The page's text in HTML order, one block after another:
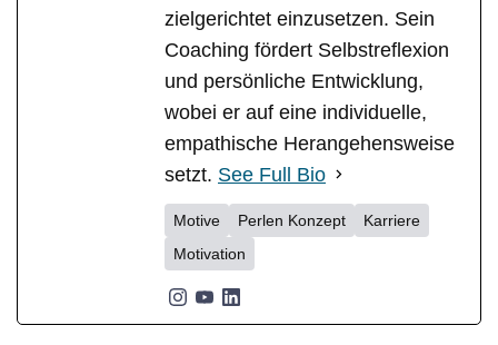
zielgerichtet einzusetzen. Sein
Coaching fördert Selbstreflexion
und persönliche Entwicklung,
wobei er auf eine individuelle,
empathische Herangehensweise
setzt. See Full Bio
Motive Perlen Konzept
Karriere
Motivation